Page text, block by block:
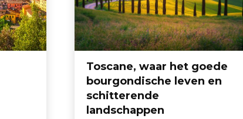
Toscane, waar het goede
bourgondische leven en
schitterende
landschappen